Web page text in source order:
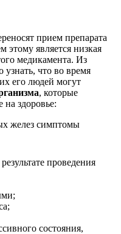
прием препарата
этому является низкая
медикамента. Из
что во время
его людей могут
, которые
на здоровье:
желез симптомы
проведения
состояния,